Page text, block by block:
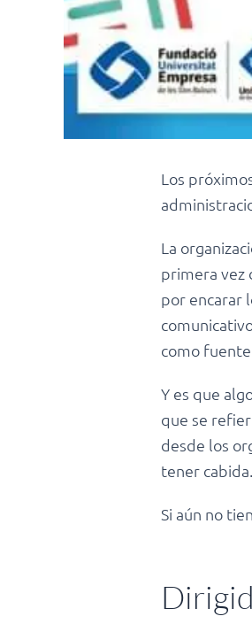
Los
La
primera vez
por encarar
como
Y es que
que se
desde los
tener cabida.
Si aún no